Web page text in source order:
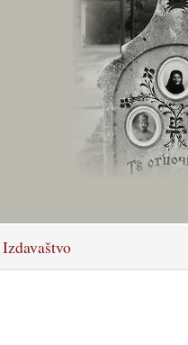
Izdavaštvo